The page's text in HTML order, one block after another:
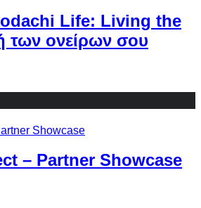
Life: Living the
των ονείρων σου
– Partner Showcase